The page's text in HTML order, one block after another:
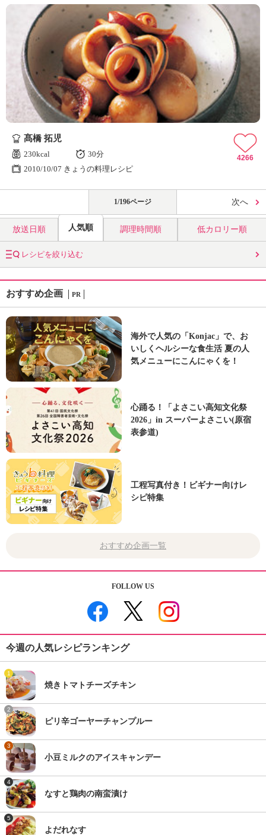
髙橋 拓児
230kcal
30分
2010/10/07 きょうの料理レシピ
4266
1/196ページ 次へ
放送日順 人気順 調理時間順 低カロリー順
レシピを絞り込む
おすすめ企画 PR
海外で人気の「Konjac」で、お
いしくヘルシーな食生活 夏の人
気メニューにこんにゃくを！
心踊る！「よさこい高知文化祭
2026」in スーパーよさこい(原宿
表参道)
工程写真付き！ビギナー向けレ
シピ特集
おすすめ企画一覧
FOLLOW US
今週の人気レシピランキング
1
焼きトマトチーズチキン
2
ピリ辛ゴーヤーチャンプルー
3
小豆ミルクのアイスキャンデー
4
なすと鶏肉の南蛮漬け
5
よだれなす